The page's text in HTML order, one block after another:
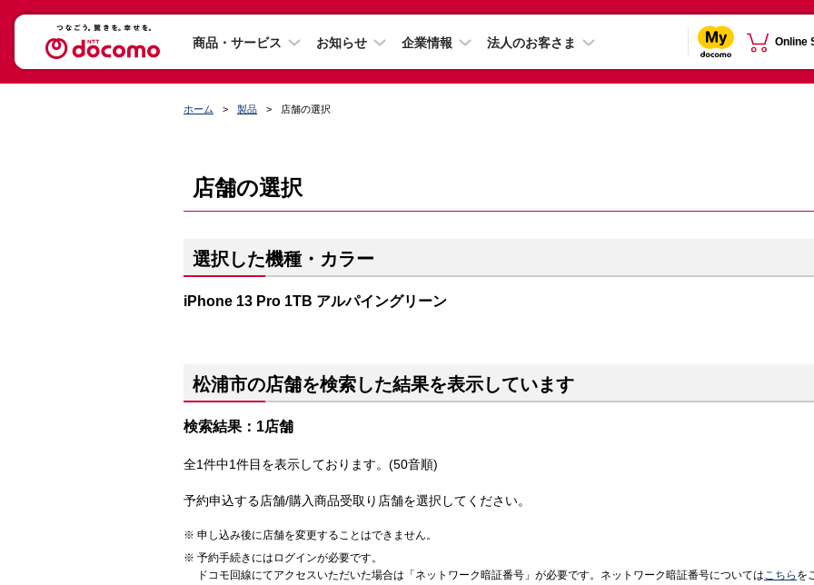
商品・サービス お知らせ 企業情報 法人のお客さま Online
ホーム 製品 店舗の選択
店舗の選択
選択した機種・カラー
iPhone 13 Pro 1TB アルパイングリーン
松浦市の店舗を検索した結果を表示しています
検索結果：1店舗
全1件中1件目を表示しております。(50音順)
予約申込する店舗/購入商品受取り店舗を選択してください。
申し込み後に店舗を変更することはできません。
予約手続きにはログインが必要です。
ドコモ回線にてアクセスいただいた場合は「ネットワーク暗証番号」が必要です。ネットワーク暗証番号についてはこちら を